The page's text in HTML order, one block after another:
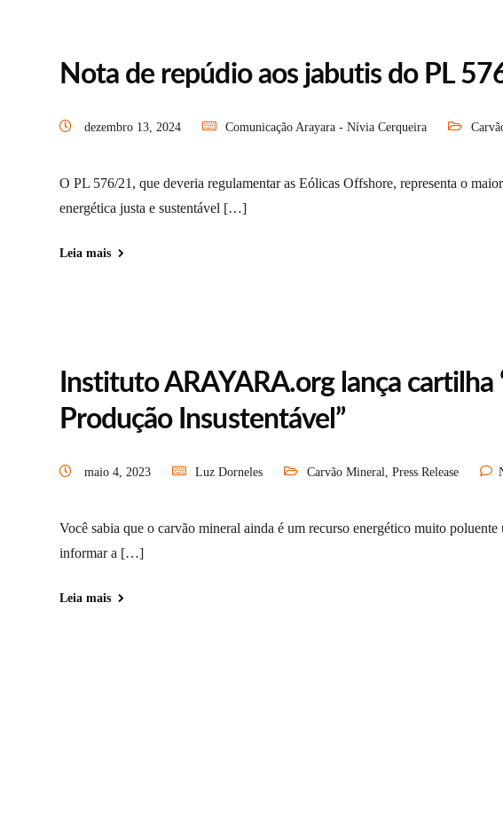
Nota de repúdio aos jabutis do PL
dezembro 13, 2024 Comunicação Arayara - Nívia Cerqueira
O PL 576/21, que deveria regulamentar as Eólicas Offshore, representa o
energética justa e sustentável […]
Leia mais
Instituto ARAYARA.org lança
Produção Insustentável”
maio 4, 2023 Luz Dorneles Carvão Mineral, Press Release
Você sabia que o carvão mineral ainda é um recurso energético muito poluente
informar a […]
Leia mais